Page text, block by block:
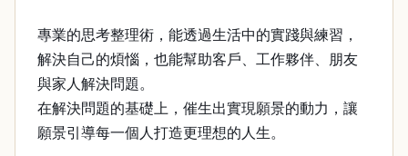
專業的思考整理術，能透過生活中的實踐與練習，
解決自己的煩惱，也能幫助客戶、工作夥伴、朋友
與家人解決問題。
在解決問題的基礎上，催生出實現願景的動力，讓
願景引導每一個人打造更理想的人生。